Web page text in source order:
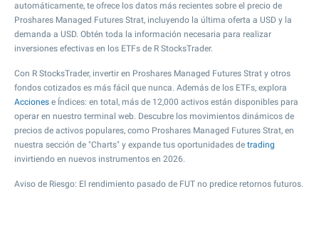
automáticamente, te ofrece los datos más recientes sobre el precio de
Proshares Managed Futures Strat, incluyendo la última oferta a USD y la
demanda a USD. Obtén toda la información necesaria para realizar
inversiones efectivas en los ETFs de R StocksTrader.
Con R StocksTrader, invertir en Proshares Managed Futures Strat y otros
fondos cotizados es más fácil que nunca. Además de los ETFs, explora
Acciones e Índices: en total, más de 12,000 activos están disponibles para
operar en nuestro terminal web. Descubre los movimientos dinámicos de
precios de activos populares, como Proshares Managed Futures Strat, en
nuestra sección de "Charts" y expande tus oportunidades de trading
invirtiendo en nuevos instrumentos en 2026.
Aviso de Riesgo: El rendimiento pasado de FUT no predice retornos futuros.